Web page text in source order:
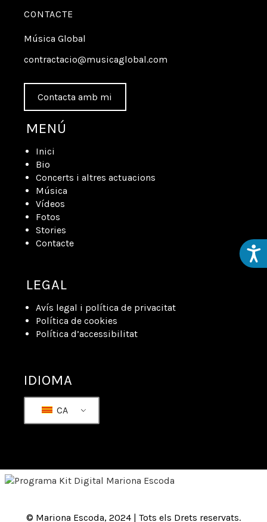
CONTACTE
Música Global
contractacio@musicaglobal.com
Contacta amb mi
MENÚ
Inici
Bio
Concerts i altres actuacions
Música
Vídeos
Fotos
Stories
Contacte
LEGAL
Avís legal i política de privacitat
Política de cookies
Política d’accessibilitat
IDIOMA
CA
© Mariona Escoda, 2024 | Tots els Drets reservats.